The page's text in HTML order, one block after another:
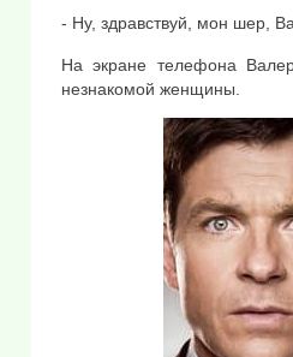
- Ну, здравствуй, мон шер,
На экране телефона
незнакомой женщины.